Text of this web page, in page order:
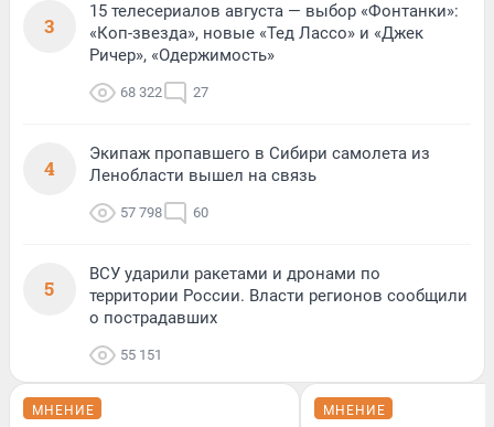
3
15 телесериалов августа — выбор «Фонтанки»:
«Коп-звезда», новые «Тед Лассо» и «Джек
Ричер», «Одержимость»
68 322 27
4
Экипаж пропавшего в Сибири самолета из
Ленобласти вышел на связь
57 798 60
5
ВСУ ударили ракетами и дронами по
территории России. Власти регионов сообщили
о пострадавших
55 151
МНЕНИЕ МНЕНИЕ